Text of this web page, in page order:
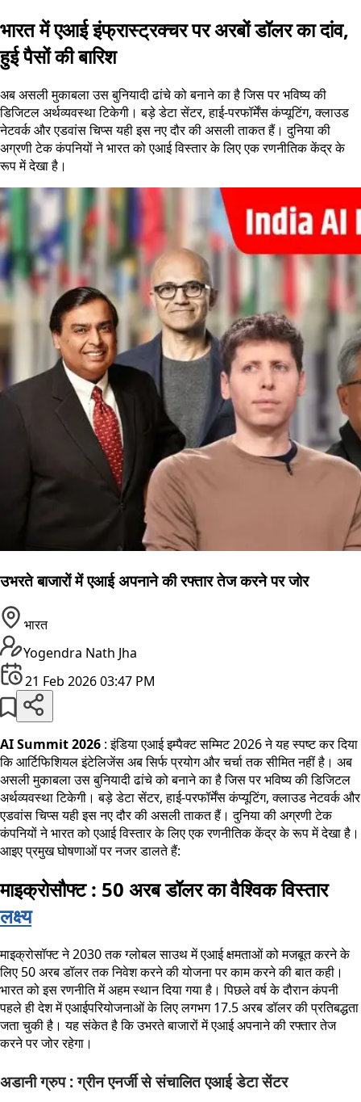
भारत में एआई इंफ्रास्ट्रक्चर पर अरबों डॉलर का दांव,
हुई पैसों की बारिश
अब असली मुकाबला उस बुनियादी ढांचे को बनाने का है जिस पर भविष्य की
डिजिटल अर्थव्यवस्था टिकेगी। बड़े डेटा सेंटर, हाई-परफॉर्मेंस कंप्यूटिंग, क्लाउड
नेटवर्क और एडवांस चिप्स यही इस नए दौर की असली ताकत हैं। दुनिया की
अग्रणी टेक कंपनियों ने भारत को एआई विस्तार के लिए एक रणनीतिक केंद्र के
रूप में देखा है।
उभरते बाजारों में एआई अपनाने की रफ्तार तेज करने पर जोर
भारत
Yogendra Nath Jha
21 Feb 2026 03:47 PM
AI Summit 2026 : इंडिया एआई इम्पैक्ट सम्मिट 2026 ने यह स्पष्ट कर दिया
कि आर्टिफिशियल इंटेलिजेंस अब सिर्फ प्रयोग और चर्चा तक सीमित नहीं है। अब
असली मुकाबला उस बुनियादी ढांचे को बनाने का है जिस पर भविष्य की डिजिटल
अर्थव्यवस्था टिकेगी। बड़े डेटा सेंटर, हाई-परफॉर्मेंस कंप्यूटिंग, क्लाउड नेटवर्क और
एडवांस चिप्स यही इस नए दौर की असली ताकत हैं। दुनिया की अग्रणी टेक
कंपनियों ने भारत को एआई विस्तार के लिए एक रणनीतिक केंद्र के रूप में देखा है।
आइए प्रमुख घोषणाओं पर नजर डालते हैं:
माइक्रोसौफ्ट : 50 अरब डॉलर का वैश्विक विस्तार
लक्ष्य
माइक्रोसॉफ्ट ने 2030 तक ग्लोबल साउथ में एआई क्षमताओं को मजबूत करने के
लिए 50 अरब डॉलर तक निवेश करने की योजना पर काम करने की बात कही।
भारत को इस रणनीति में अहम स्थान दिया गया है। पिछले वर्ष के दौरान कंपनी
पहले ही देश में एआईपरियोजनाओं के लिए लगभग 17.5 अरब डॉलर की प्रतिबद्धता
जता चुकी है। यह संकेत है कि उभरते बाजारों में एआई अपनाने की रफ्तार तेज
करने पर जोर रहेगा।
अडानी ग्रुप : ग्रीन एनर्जी से संचालित एआई डेटा सेंटर